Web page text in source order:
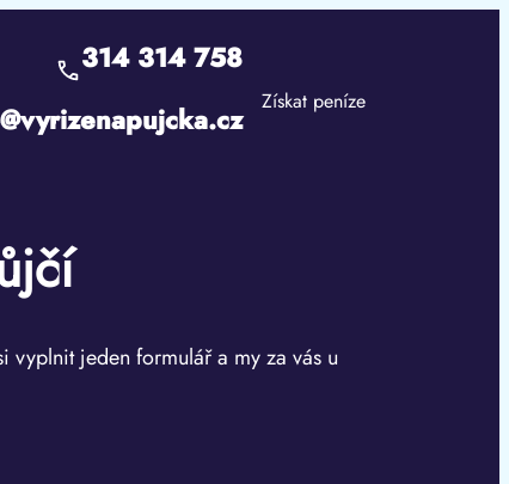
314 314 758
Získat peníze
jeden formulář a my za vás u